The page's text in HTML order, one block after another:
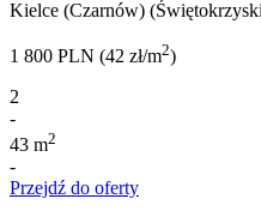
Kielce (Czarnów)
1 800 PLN (42 zł/m2)
2
-
43 m2
-
Przejdź do oferty